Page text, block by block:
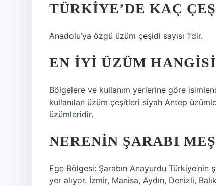
TÜRKIYE’DE KAÇ
Anadolu’ya özgü üzüm çeşidi sayısı 1’dir.
EN IYI ÜZÜM
Bölgelere ve kullanım yerlerine göre
kullanılan üzüm çeşitleri siyah Antep
üzümleridir.
NERENIN ŞARABI
Ege Bölgesi: Şarabın Anayurdu
yer alıyor. İzmir, Manisa, Aydın, Denizli,